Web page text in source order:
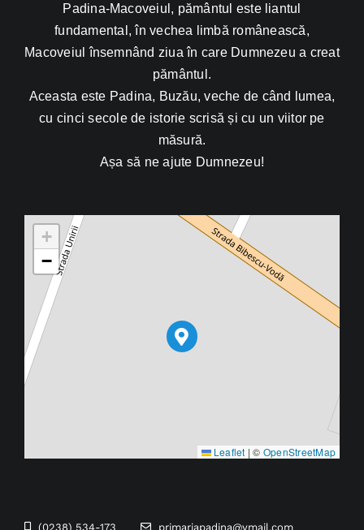
Padina-Macoveiul, pământul este liantul
fundamental, în vechea limbă românească,
Macoveiul însemnând ziua în care Dumnezeu a creat
pământul.
Aceasta este Padina, Buzău, veche de când lumea,
cu cinci secole de istorie scrisă și cu un viitor pe
măsură.
Așa să ne ajute Dumnezeu!
+
−
Leaflet | © OpenStreetMap
(0238) 534-173 primariapadina@ymail.com